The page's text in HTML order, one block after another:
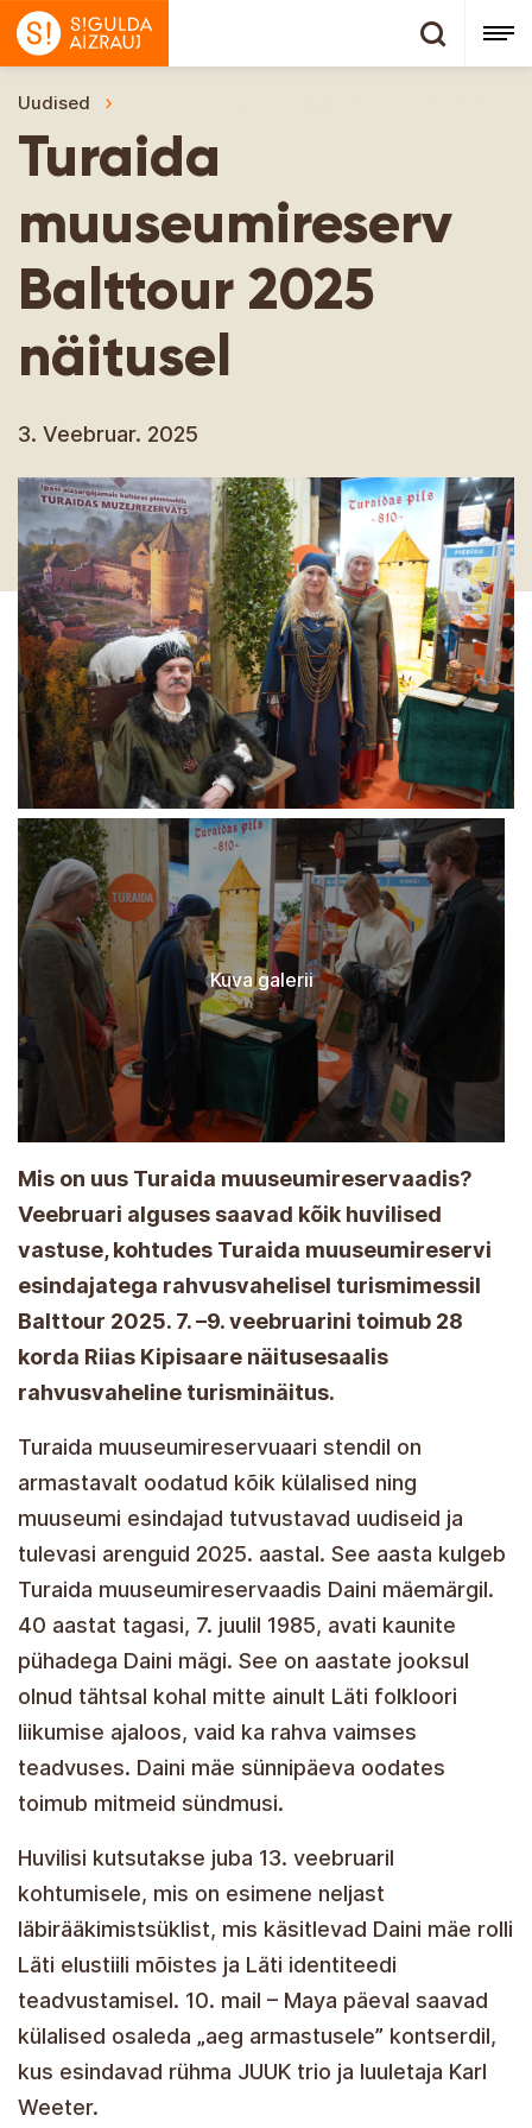
Uudised
Turaida
muuseumireserv
Balttour 2025
näitusel
3. Veebruar. 2025
Kuva galerii
Mis on uus Turaida muuseumireservaadis?
Veebruari alguses saavad kõik huvilised
vastuse, kohtudes Turaida muuseumireservi
esindajatega rahvusvahelisel turismimessil
Balttour 2025. 7. –9. veebruarini toimub 28
korda Riias Kipisaare näitusesaalis
rahvusvaheline turisminäitus.
Turaida muuseumireservuaari stendil on
armastavalt oodatud kõik külalised ning
muuseumi esindajad tutvustavad uudiseid ja
tulevasi arenguid 2025. aastal. See aasta kulgeb
Turaida muuseumireservaadis Daini mäemärgil.
40 aastat tagasi, 7. juulil 1985, avati kaunite
pühadega Daini mägi. See on aastate jooksul
olnud tähtsal kohal mitte ainult Läti folkloori
liikumise ajaloos, vaid ka rahva vaimses
teadvuses. Daini mäe sünnipäeva oodates
toimub mitmeid sündmusi.
Huvilisi kutsutakse juba 13. veebruaril
kohtumisele, mis on esimene neljast
läbirääkimistsüklist, mis käsitlevad Daini mäe rolli
Läti elustiili mõistes ja Läti identiteedi
teadvustamisel. 10. mail – Maya päeval saavad
külalised osaleda „aeg armastusele” kontserdil,
kus esindavad rühma JUUK trio ja luuletaja Karl
Weeter.